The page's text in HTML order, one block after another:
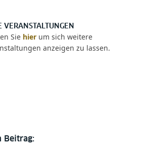
VERANSTALTUNGEN
Sie hierum sich weitere
anzeigen zu lassen.